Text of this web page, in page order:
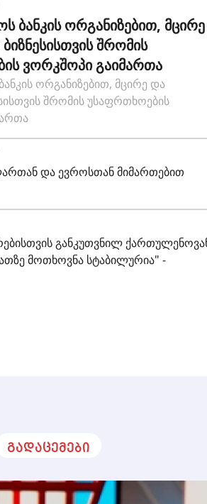
ბანკის ორგანიზებით, მცირე
შრომის
ვორკშოპი გაიმართა
ორგანიზებით, მცირე და
შრომის უსაფრთხოების
და ევროსთან მიმართებით
განკუთვნილ
მოთხოვნა სტაბილურია" -
გადაცემები